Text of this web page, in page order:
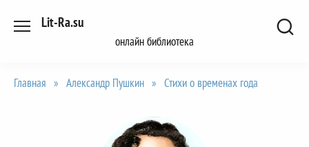
Lit-Ra.su
онлайн библиотека
Главная » Александр Пушкин » Стихи о временах года